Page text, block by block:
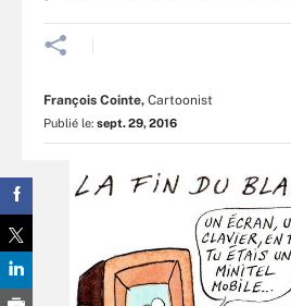
François Cointe, Cartoonist
Publié le: sept. 29, 2016